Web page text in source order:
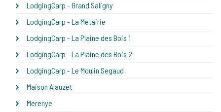
LodgingCarp - Grand Saligny
LodgingCarp - La Metairie
LodgingCarp - La Plaine des Bois 1
LodgingCarp - La Plaine des Bois 2
LodgingCarp - Le Moulin Segaud
Maison Alauzet
Merenye